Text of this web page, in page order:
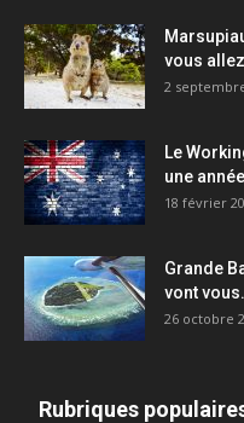
vous
2
Le
une
18 février
Grande
vont
26 octobre
Rubriques